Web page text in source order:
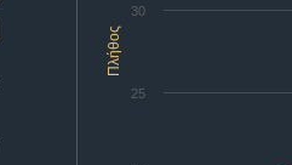
Πλήθος
25
30